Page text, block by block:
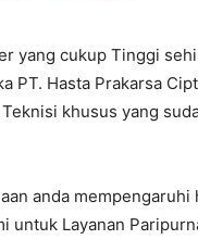
yang cukup Tinggi
PT. Hasta Prakarsa
khusus yang
anda
untuk Layanan